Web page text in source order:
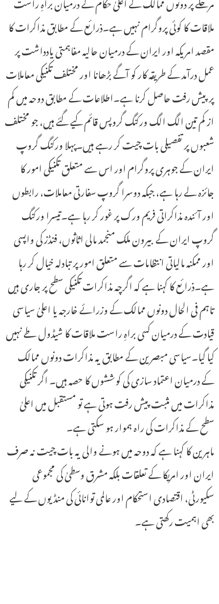
ملاقات کا کوئی پروگرام نہیں ہے۔ذرائع کے مطابق مذاکرات کا
مقصد امریکہ اور ایران کے درمیان حالیہ مفاہمتی یادداشت پر
عمل درآمد کے طریقہ کار کو آگے بڑھانا اور مختلف تکنیکی معاملات
پر پیش رفت حاصل کرنا ہے۔اطلاعات کے مطابق دوحہ میں کم
از کم تین الگ الگ ورکنگ گروپس قائم کیے گئے ہیں، جو مختلف
شعبوں پر تفصیلی بات چیت کر رہے ہیں۔پہلا ورکنگ گروپ
ایران کے جوہری پروگرام اور اس سے متعلق تکنیکی امور کا
جائزہ لے رہا ہے، جبکہ دوسرا گروپ سفارتی معاملات، رابطوں
اور آئندہ مذاکراتی فریم ورک پر غور کر رہا ہے۔تیسرا ورکنگ
گروپ ایران کے بیرون ملک منجمد مالی اثاثوں، فنڈز کی واپسی
اور ممکنہ مالیاتی انتظامات سے متعلق امور پر تبادلہ خیال کر رہا
ہے۔ذرائع کا کہنا ہے کہ اگرچہ مذاکرات تکنیکی سطح پر جاری ہیں
تاہم فی الحال دونوں ممالک کے وزرائے خارجہ یا اعلیٰ سیاسی
قیادت کے درمیان کسی براہِ راست ملاقات کا شیڈول طے نہیں
کیا گیا۔سیاسی مبصرین کے مطابق یہ مذاکرات دونوں ممالک
کے درمیان اعتماد سازی کی کوششوں کا حصہ ہیں۔ اگر تکنیکی
مذاکرات میں مثبت پیش رفت ہوتی ہے تو مستقبل میں اعلیٰ
سطح کے مذاکرات کی راہ ہموار ہو سکتی ہے۔
ماہرین کا کہنا ہے کہ دوحہ میں ہونے والی یہ بات چیت نہ صرف
ایران اور امریکا کے تعلقات بلکہ مشرق وسطیٰ کی مجموعی
سکیورٹی، اقتصادی استحکام اور عالمی توانائی کی منڈیوں کے لیے
بھی اہمیت رکھتی ہے۔